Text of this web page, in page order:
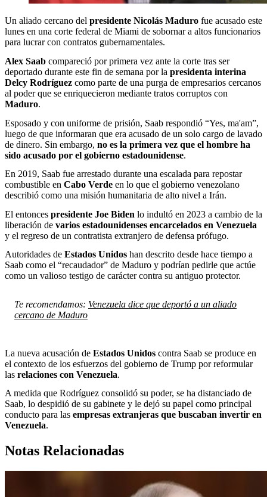
Un aliado cercano del presidente Nicolás Maduro fue acusado este
lunes en una corte federal de Miami de sobornar a altos funcionarios
para lucrar con contratos gubernamentales.
Alex Saab compareció por primera vez ante la corte tras ser
deportado durante este fin de semana por la presidenta interina
Delcy Rodríguez como parte de una purga de empresarios cercanos
al poder que se enriquecieron mediante tratos corruptos con
Maduro.
Esposado y con uniforme de prisión, Saab respondió “Yes, ma'am”,
luego de que informaran que era acusado de un solo cargo de lavado
de dinero. Sin embargo, no es la primera vez que el hombre ha
sido acusado por el gobierno estadounidense.
En 2019, Saab fue arrestado durante una escalada para repostar
combustible en Cabo Verde en lo que el gobierno venezolano
describió como una misión humanitaria de alto nivel a Irán.
El entonces presidente Joe Biden lo indultó en 2023 a cambio de la
liberación de varios estadounidenses encarcelados en Venezuela
y el regreso de un contratista extranjero de defensa prófugo.
Autoridades de Estados Unidos han descrito desde hace tiempo a
Saab como el “recaudador” de Maduro y podrían pedirle que actúe
como un valioso testigo de carácter contra su antiguo protector.
Te recomendamos: Venezuela dice que deportó a un aliado
cercano de Maduro
La nueva acusación de Estados Unidos contra Saab se produce en
el contexto de los esfuerzos del gobierno de Trump por reformular
las relaciones con Venezuela.
A medida que Rodríguez consolidó su poder, se ha distanciado de
Saab, lo despidió de su gabinete y le dejó su papel como principal
conducto para las empresas extranjeras que buscaban invertir en
Venezuela.
Notas Relacionadas